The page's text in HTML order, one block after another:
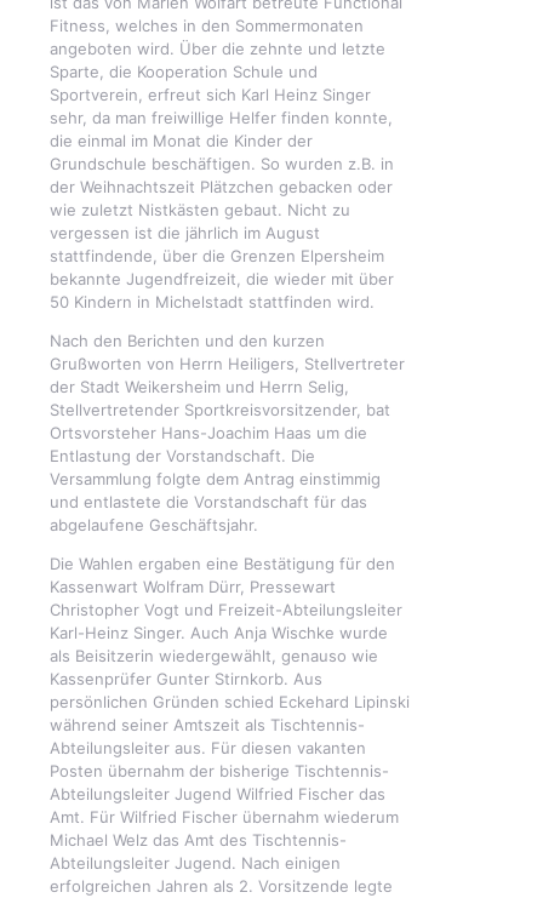
Fitness, welches in den Sommermonaten
angeboten wird. Über die zehnte und letzte
Sparte, die Kooperation Schule und
Sportverein, erfreut sich Karl Heinz Singer
sehr, da man freiwillige Helfer finden konnte,
die einmal im Monat die Kinder der
Grundschule beschäftigen. So wurden z.B. in
der Weihnachtszeit Plätzchen gebacken oder
wie zuletzt Nistkästen gebaut. Nicht zu
vergessen ist die jährlich im August
stattfindende, über die Grenzen Elpersheim
bekannte Jugendfreizeit, die wieder mit über
50 Kindern in Michelstadt stattfinden wird.
Nach den Berichten und den kurzen
Grußworten von Herrn Heiligers, Stellvertreter
der Stadt Weikersheim und Herrn Selig,
Stellvertretender Sportkreisvorsitzender, bat
Ortsvorsteher Hans-Joachim Haas um die
Entlastung der Vorstandschaft. Die
Versammlung folgte dem Antrag einstimmig
und entlastete die Vorstandschaft für das
abgelaufene Geschäftsjahr.
Die Wahlen ergaben eine Bestätigung für den
Kassenwart Wolfram Dürr, Pressewart
Christopher Vogt und Freizeit-Abteilungsleiter
Karl-Heinz Singer. Auch Anja Wischke wurde
als Beisitzerin wiedergewählt, genauso wie
Kassenprüfer Gunter Stirnkorb. Aus
persönlichen Gründen schied Eckehard Lipinski
während seiner Amtszeit als Tischtennis-
Abteilungsleiter aus. Für diesen vakanten
Posten übernahm der bisherige Tischtennis-
Abteilungsleiter Jugend Wilfried Fischer das
Amt. Für Wilfried Fischer übernahm wiederum
Michael Welz das Amt des Tischtennis-
Abteilungsleiter Jugend. Nach einigen
erfolgreichen Jahren als 2. Vorsitzende legte